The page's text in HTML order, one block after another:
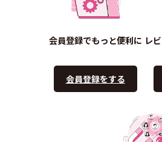
会員登録でもっと便利に
会員登録をする
レ